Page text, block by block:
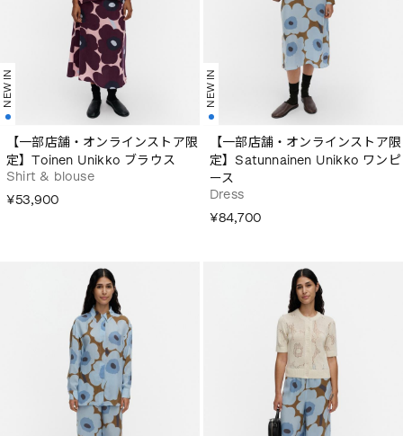
NEW IN
【一部店舗・オンラインストア限
定】Toinen Unikko ブラウス
Shirt & blouse
¥53,900
NEW IN
【一部店舗・オンラインストア限
定】Satunnainen Unikko ワンピ
ース
Dress
¥84,700